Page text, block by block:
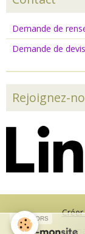
Demande de
Demande de
Rejoignez-
SPONSORS